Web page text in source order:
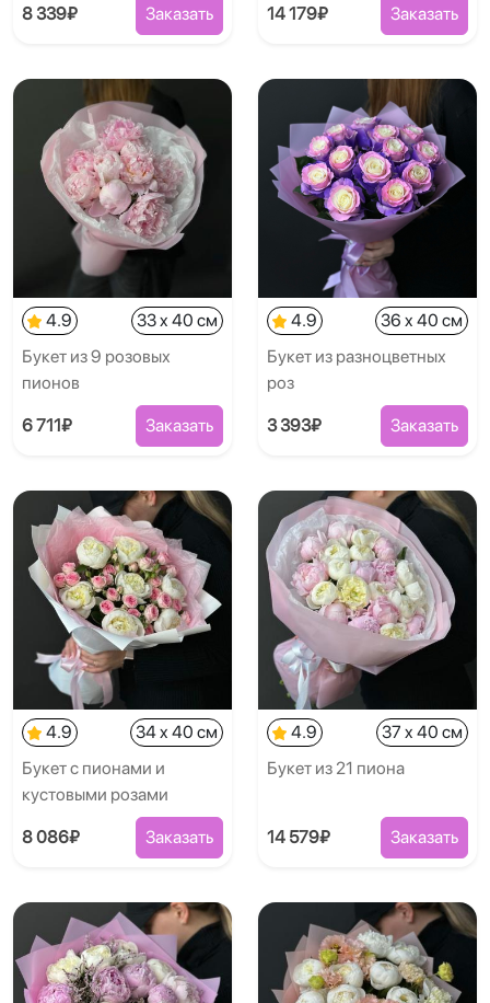
8 339₽ Заказать 14 179₽ Заказать
4.9
33 x 40 см
Букет из 9 розовых
пионов
6 711₽ Заказать
4.9
36 x 40 см
Букет из разноцветных
роз
3 393₽ Заказать
4.9
34 x 40 см
Букет с пионами и
кустовыми розами
8 086₽ Заказать
4.9
37 x 40 см
Букет из 21 пиона
14 579₽ Заказать